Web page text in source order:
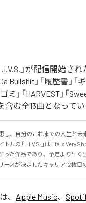
L.I.V.S.」が配信開始
Bullshit」「履歴書」
ミ」「HARVEST」「
含む全13曲となってい
し、自分のこれまでの人生と未
トルの「L.I.V.S.」はLife Is Very
った作品であり、予定より早
ースが決定したキャリア12枚目
は、 Apple Music、